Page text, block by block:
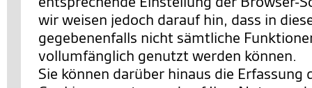
wir weisen jedoch darauf hin, dass in
gegebenenfalls nicht sämtliche
vollumfänglich genutzt werden können.
Sie können darüber hinaus die Erfassung